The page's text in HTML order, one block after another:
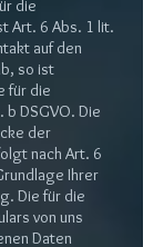
die
Art. 6 Abs. 1 lit.
auf den
so ist
für die
DSGVO. Die
der
nach Art. 6
Ihrer
Die für die
von uns
Daten